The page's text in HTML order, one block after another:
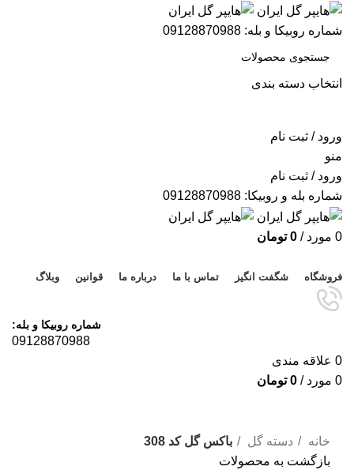
شماره روبیکا و بله: 09128870988
انتخاب دسته بندی
ورود / ثبت نام
منو
ورود / ثبت نام
شماره بله و روبیکا: 09128870988
0 مورد /
0 تومان
فروشگاه شگفت انگیز تماس با ما درباره ما قوانین وبلاگ
شماره روبیکا و بله:
09128870988
0 علاقه مندی
0 مورد /
0 تومان
خانه
دسته گل
باکس گل کد 308
بازگشت به محصولات